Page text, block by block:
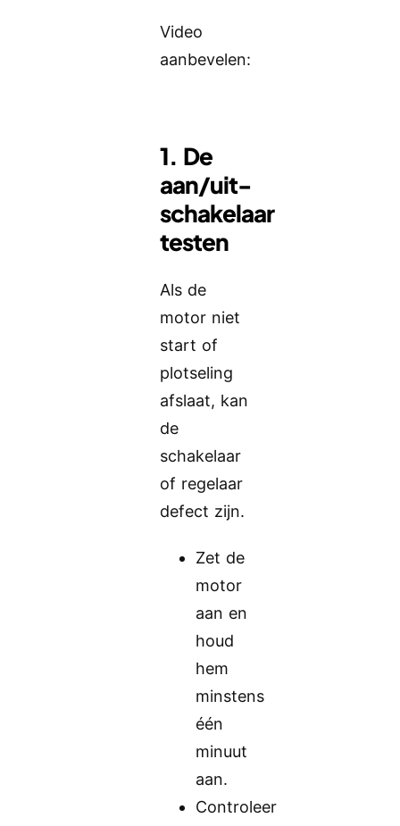
Video
aanbevelen:
1. De
aan/uit-
schakelaar
testen
Als de
motor niet
start of
plotseling
afslaat, kan
de
schakelaar
of regelaar
defect zijn.
Zet de
motor
aan en
houd
hem
minstens
één
minuut
aan.
Controleer